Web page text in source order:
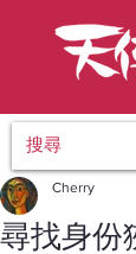
尋找身份
Cherry